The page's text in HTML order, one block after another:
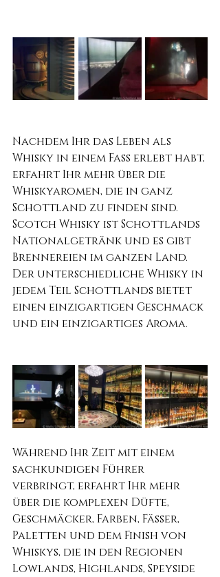
Nachdem Ihr das Leben als
Whisky in einem Fass erlebt habt,
erfahrt Ihr mehr über die
Whiskyaromen, die in ganz
Schottland zu finden sind.
Scotch Whisky ist Schottlands
Nationalgetränk und es gibt
Brennereien im ganzen Land.
Der unterschiedliche Whisky in
jedem Teil Schottlands bietet
einen einzigartigen Geschmack
und ein einzigartiges Aroma.
Während Ihr Zeit mit einem
sachkundigen Führer
verbringt, erfahrt Ihr mehr
über die komplexen Düfte,
Geschmäcker, Farben, Fässer,
Paletten und dem Finish von
Whiskys, die in den Regionen
Lowlands, Highlands, Speyside